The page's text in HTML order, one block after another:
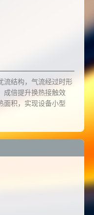
流结构，气流经过时形
成倍提升换热接触效
面积，实现设备小型